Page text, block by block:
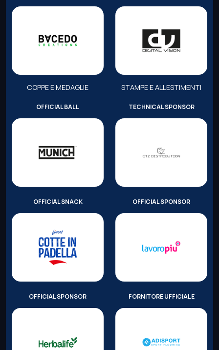
COPPE E MEDAGLIE STAMPE E ALLESTIMENTI
OFFICIAL BALL TECHNICAL SPONSOR
OFFICIAL SNACK OFFICIAL SPONSOR
OFFICIAL SPONSOR FORNITORE UFFICIALE